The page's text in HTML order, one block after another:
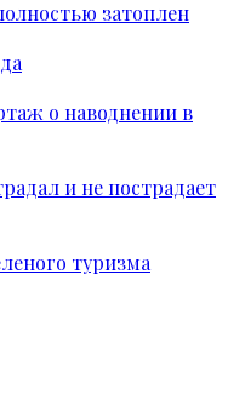
затоплен
о наводнении в
и не пострадает
туризма